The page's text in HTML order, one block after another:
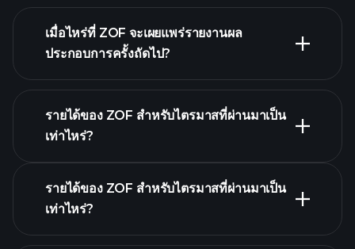
ZOF รายงานการเงิน
เมื่อไหร่ที่ ZOF จะเผยแพร่รายงานผล
ประกอบการครั้งถัดไป?
ปฏิทินผลประกอบการ
รายได้ของ ZOF สำหรับไตรมาสที่ผ่านมาเป็น
เท่าไหร่?
รายได้ของ ZOF สำหรับไตรมาสที่ผ่านมาเป็น
เท่าไหร่?